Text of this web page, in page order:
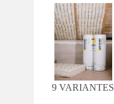
9 VARIANTES